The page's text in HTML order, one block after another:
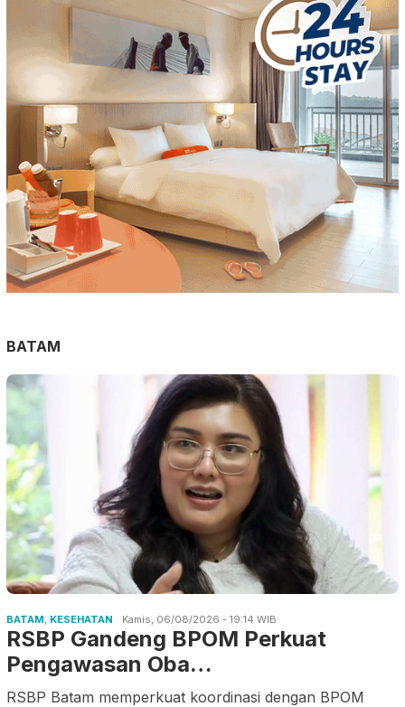
BATAM
BATAM KESEHATAN Kamis, 06/08/2026 - 19:14 WIB
RSBP Gandeng BPOM Perkuat
Pengawasan Oba…
RSBP Batam memperkuat koordinasi dengan BPOM